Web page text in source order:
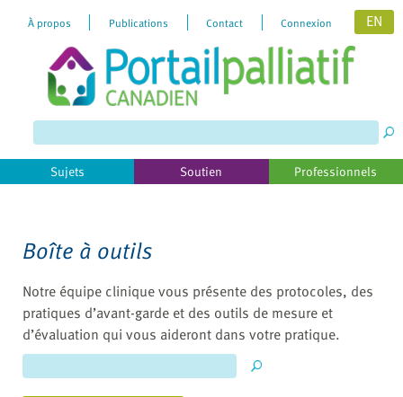
website
includes
an
À propos Publications Contact Connexion EN
Sujets Soutien Professionnels
Boîte à outils
Notre équipe clinique vous présente des protocoles, des
pratiques d’avant-garde et des outils de mesure et
d’évaluation qui vous aideront dans votre pratique.